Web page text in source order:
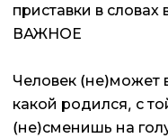
приставки в
ВАЖНОЕ
Человек (не)может
какой родился, с
(не)сменишь на